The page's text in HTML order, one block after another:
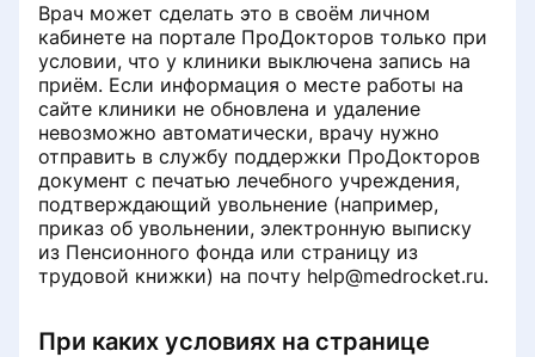
Врач может сделать это в своём личном
кабинете на портале ПроДокторов только при
условии, что у клиники выключена запись на
приём. Если информация о месте работы на
сайте клиники не обновлена и удаление
невозможно автоматически, врачу нужно
отправить в службу поддержки ПроДокторов
документ с печатью лечебного учреждения,
подтверждающий увольнение (например,
приказ об увольнении, электронную выписку
из Пенсионного фонда или страницу из
трудовой книжки) на почту help@medrocket.ru.
При каких условиях на странице